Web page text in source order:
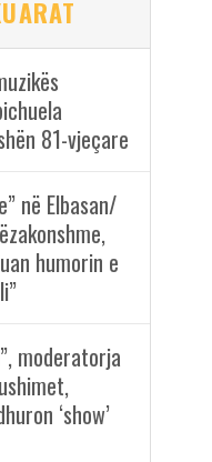
81-vjeçare
në Elbasan/
humorin e
moderatorja
‘show’